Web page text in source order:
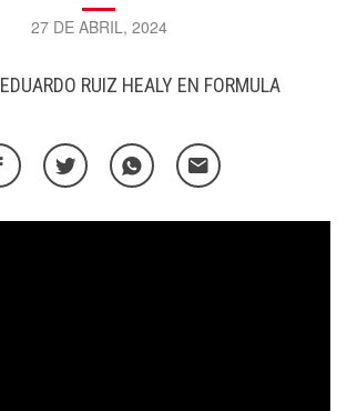
27 DE ABRIL, 2024
EDUARDO RUIZ HEALY EN FORMULA